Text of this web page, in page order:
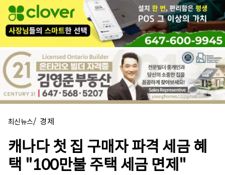
최신뉴스/ 경제
캐나다 첫 집 구매자 파격 세금 혜
택 "100만불 주택 세금 면제"